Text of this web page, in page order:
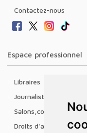
Nous utilisons des
Contactez-nous
Espace professionnel
Libraires
Journalistes
Salons,conférences
Droits d'auteur